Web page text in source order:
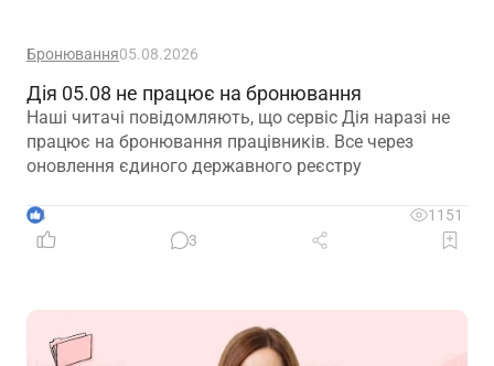
Бронювання05.08.2026
Дія 05.08 не працює на бронювання
Наші читачі повідомляють, що сервіс Дія наразі не
працює на бронювання працівників. Все через
оновлення єдиного державного реєстру
4
1151
3